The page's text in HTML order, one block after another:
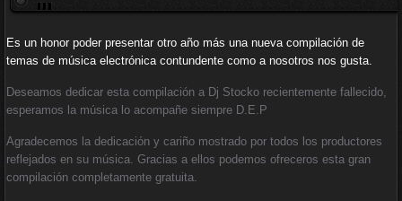
Es un honor poder presentar otro año más una nueva compilación de
temas de música electrónica contundente como a nosotros nos gusta.
Deseamos dedicar esta compilación a Dj Stocko recientemente fallecido,
esperamos la música lo acompañe siempre D.E.P
Agradecemos la dedicación y cariño mostrado por todos los productores
reflejados en su música. Gracias a ellos podemos ofreceros esta gran
compilación completamente gratuita.